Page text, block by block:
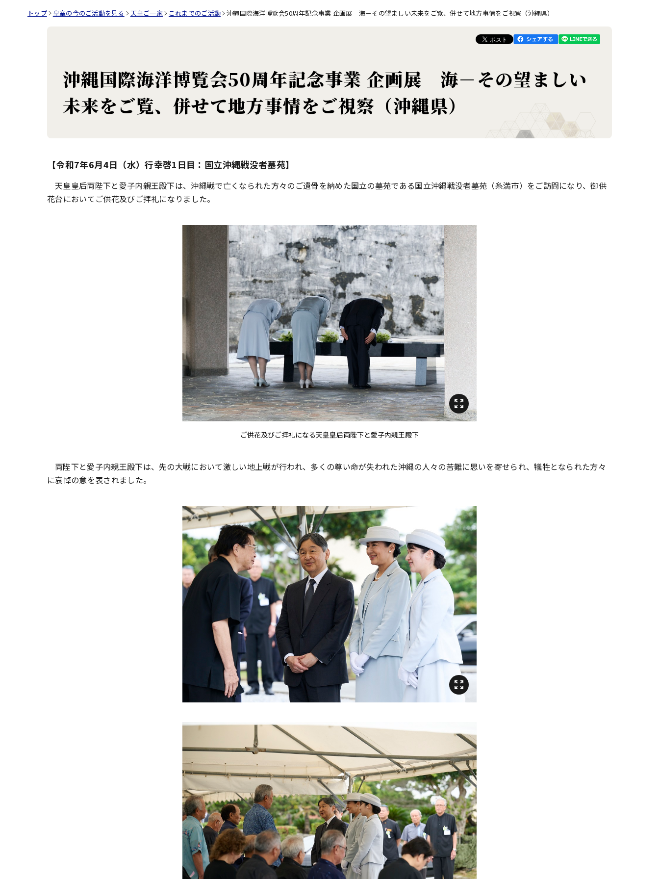
トップ 皇室の今のご活動を見る 天皇ご一家 これまでのご活動 沖縄国際海洋博覧会50周年記念事業 企画展 海－その望ましい未来をご覧、併せて地方事情をご視察（沖縄県）
沖縄国際海洋博覧会50周年記念事業 企画展 海－その望ましい
未来をご覧、併せて地方事情をご視察（沖縄県）
【令和7年6月4日（水）行幸啓1日目：国立沖縄戦没者墓苑】
天皇皇后両陛下と愛子内親王殿下は、沖縄戦で亡くなられた方々のご遺骨を納めた国立の墓苑である国立沖縄戦没者墓苑（糸満市）をご訪問になり、御供
花台においてご供花及びご拝礼になりました。
ご供花及びご拝礼になる天皇皇后両陛下と愛子内親王殿下
両陛下と愛子内親王殿下は、先の大戦において激しい地上戦が行われ、多くの尊い命が失われた沖縄の人々の苦難に思いを寄せられ、犠牲となられた方々
に哀悼の意を表されました。